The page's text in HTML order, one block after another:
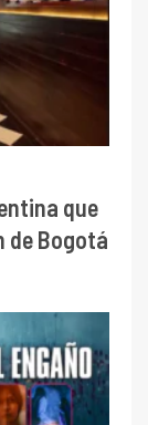
que
de Bogotá